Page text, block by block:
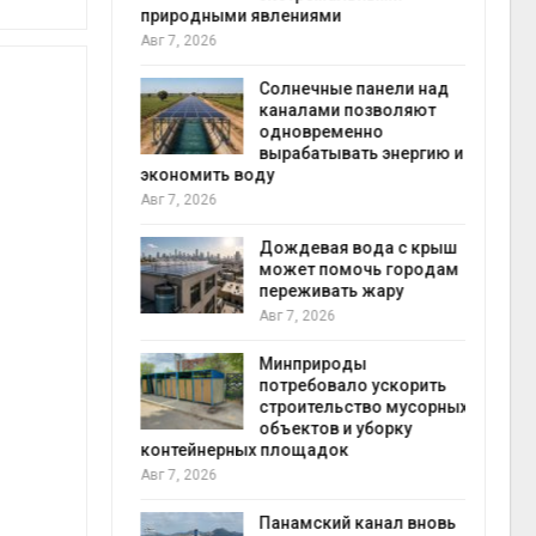
природными явлениями
Авг 7, 2026
Солнечные панели над
каналами позволяют
одновременно
вырабатывать энергию и
экономить воду
Авг 7, 2026
Дождевая вода с крыш
может помочь городам
переживать жару
Авг 7, 2026
Минприроды
потребовало ускорить
строительство мусорных
объектов и уборку
контейнерных площадок
Авг 7, 2026
Панамский канал вновь